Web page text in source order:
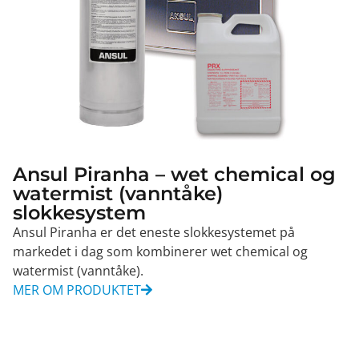
Ansul Piranha – wet chemical og
watermist (vanntåke)
slokkesystem
Ansul Piranha er det eneste slokkesystemet på
markedet i dag som kombinerer wet chemical og
watermist (vanntåke).
MER OM PRODUKTET